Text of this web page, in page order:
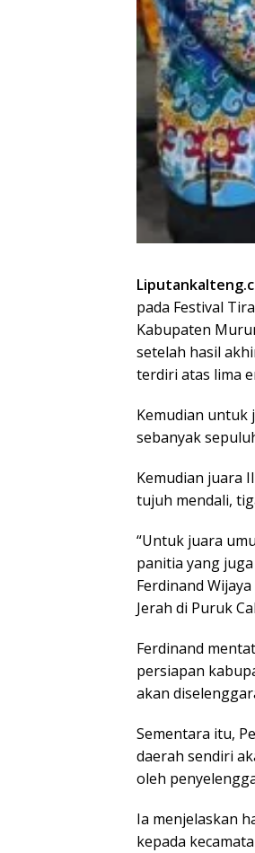
pada Festival
Kabupaten
setelah hasil
terdiri atas lima
Kemudian untuk
sebanyak
Kemudian juara
tujuh mendali,
“Untuk juara
panitia yang
Ferdinand
Jerah di Puruk
Ferdinand
persiapan
akan
Sementara itu,
daerah sendiri
oleh
Ia menjelaskan
kepada